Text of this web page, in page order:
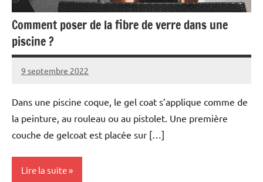
Comment poser de la fibre de verre dans une
piscine ?
9 septembre 2022
Dans une piscine coque, le gel coat s’applique comme de
la peinture, au rouleau ou au pistolet. Une première
couche de gelcoat est placée sur […]
Lire la suite